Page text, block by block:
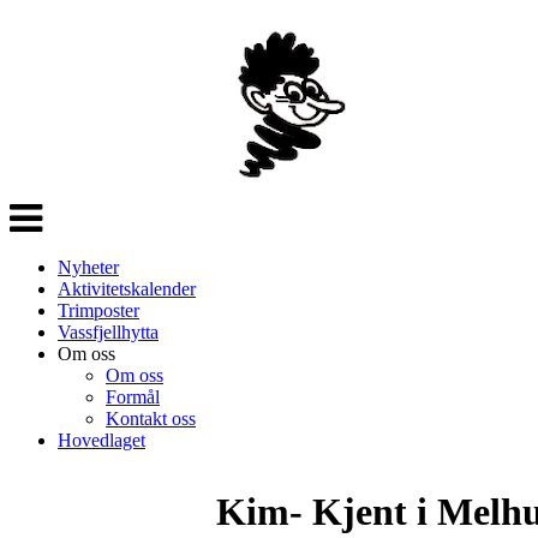
Veksle
navigasjon
Nyheter
Aktivitetskalender
Trimposter
Vassfjellhytta
Om oss
Om oss
Formål
Kontakt oss
Hovedlaget
Kim- Kjent i